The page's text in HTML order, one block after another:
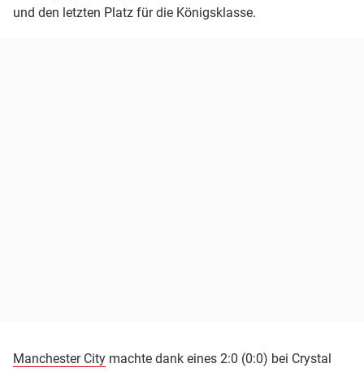
und den letzten Platz für die Königsklasse.
Manchester City machte dank eines 2:0 (0:0) bei Crystal